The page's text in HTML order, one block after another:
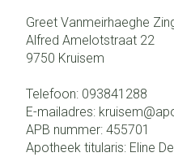
Greet Vanmeirhaeghe
Alfred Amelotstraat 22
9750 Kruisem
Telefoon: 093841288
E-mailadres: kruisem@
APB nummer: 455701
Apotheek titularis: Eline